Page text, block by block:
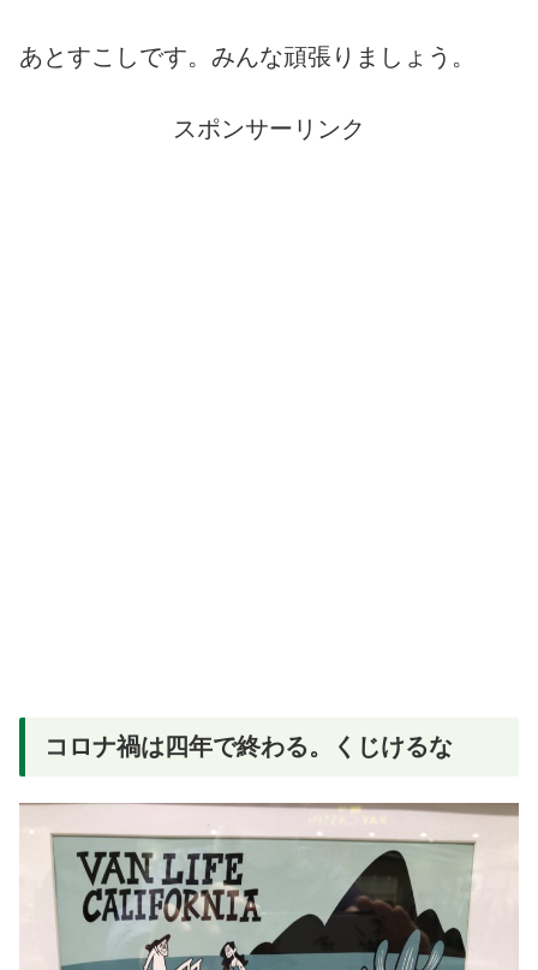
あとすこしです。みんな頑張りましょう。
スポンサーリンク
コロナ禍は四年で終わる。くじけるな